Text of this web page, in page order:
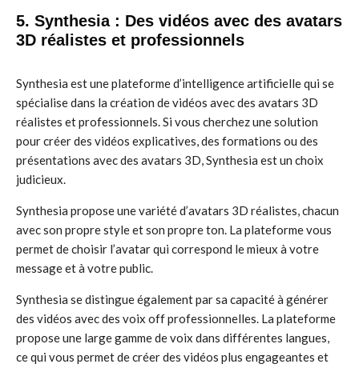
5. Synthesia : Des vidéos avec des avatars
3D réalistes et professionnels
Synthesia est une plateforme d’intelligence artificielle qui se
spécialise dans la création de vidéos avec des avatars 3D
réalistes et professionnels. Si vous cherchez une solution
pour créer des vidéos explicatives, des formations ou des
présentations avec des avatars 3D, Synthesia est un choix
judicieux.
Synthesia propose une variété d’avatars 3D réalistes, chacun
avec son propre style et son propre ton. La plateforme vous
permet de choisir l’avatar qui correspond le mieux à votre
message et à votre public.
Synthesia se distingue également par sa capacité à générer
des vidéos avec des voix off professionnelles. La plateforme
propose une large gamme de voix dans différentes langues,
ce qui vous permet de créer des vidéos plus engageantes et